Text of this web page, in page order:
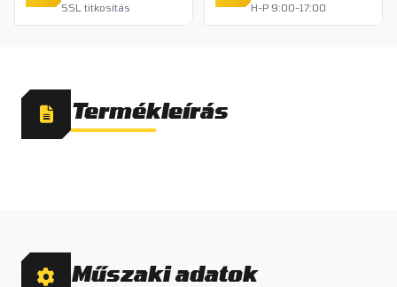
SSL titkosítás H-P 9:00-17:00
Termékleírás
Műszaki adatok